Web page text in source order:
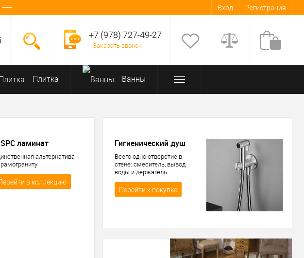
Вход Регистрация
+7 (978) 727-49-27
Заказать звонок
Плитка Bанны
ламинат
альтернатива
в коллекцию
Гигиенический душ
Всего одно отверстие в
стене: смеситель, вывод
воды и держатель.
гигиенический душ. Италия.
Перейти к покупке